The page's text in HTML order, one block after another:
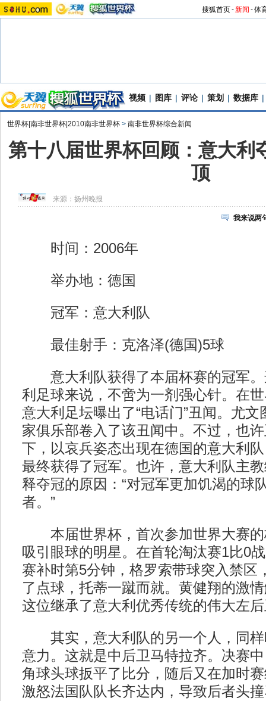
搜狐首页-新闻 -体
视频 | 图库 | 评论 | 策划 | 数据库 |
世界杯|南非世界杯|2010南非世界杯 > 南非世界杯综合新闻
第十八届世界杯回顾：意大利
顶
来源： 扬州晚报
我来说两
时间：2006年
举办地：德国
冠军：意大利队
最佳射手：克洛泽(德国)5球
意大利队获得了本届杯赛的冠军。
利足球来说，不啻为一剂强心针。在
意大利足坛曝出了“电话门”丑闻。尤
家俱乐部卷入了该丑闻中。不过，也
下，以哀兵姿态出现在德国的意大利
最终获得了冠军。也许，意大利队主
释夺冠的原因：“对冠军更加饥渴的球
者。”
本届世界杯，首次参加世界大赛的
吸引眼球的明星。在首轮淘汰赛1比0
赛补时第5分钟，格罗索带球突入禁区
了点球，托蒂一蹴而就。黄健翔的激
这位继承了意大利优秀传统的伟大左
其实，意大利队的另一个人，同样
意力。这就是中后卫马特拉齐。决赛
角球头球扳平了比分，随后又在加时
激怒法国队队长齐达内，导致后者头